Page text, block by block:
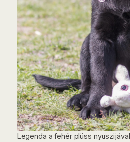
Legenda a fehér plüss nyuszijával